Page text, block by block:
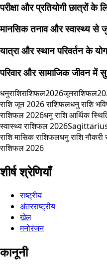
परीक्षा और प्रतियोगी छात्रों
मानसिक तनाव और स्वास्थ्य से
यात्रा और स्थान परिवर्तन के योग
परिवार और सामाजिक जीवन
धनुराशिराशिफल2026
राशि जून 2026 राशिफलधनु राशि
राशिफल 2026धनु राशि आर्थिक
स्वास्थ्य राशिफल 2026
राशि मासिक राशिफलधनु राशि
राशिफल 2026
शीर्ष श्रेणियाँ
राष्ट्रीय
अंतरराष्ट्रीय
खेल
मनोरंजन
कानूनी